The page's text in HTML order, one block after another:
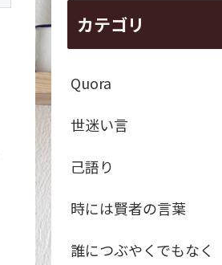
カテゴリ
Quora
世迷い言
己語り
時には賢者の言葉
誰につぶやくでもなく